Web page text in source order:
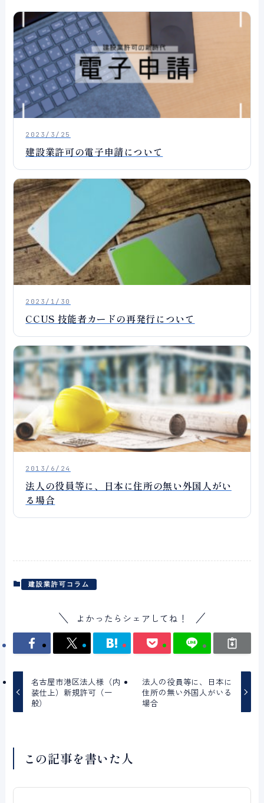
2023/3/25
建設業許可の電子申請について
2023/1/30
CCUS 技能者カードの再発行について
2013/6/24
法人の役員等に、日本に住所の無い外国人がい
る場合
建設業許可コラム
よかったらシェアしてね！
名古屋市港区法人様（内
装仕上）新規許可（一
般）
法人の役員等に、日本に
住所の無い外国人がいる
場合
この記事を書いた人